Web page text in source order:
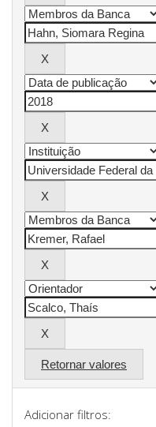
Retornar valores
Adicionar filtros: